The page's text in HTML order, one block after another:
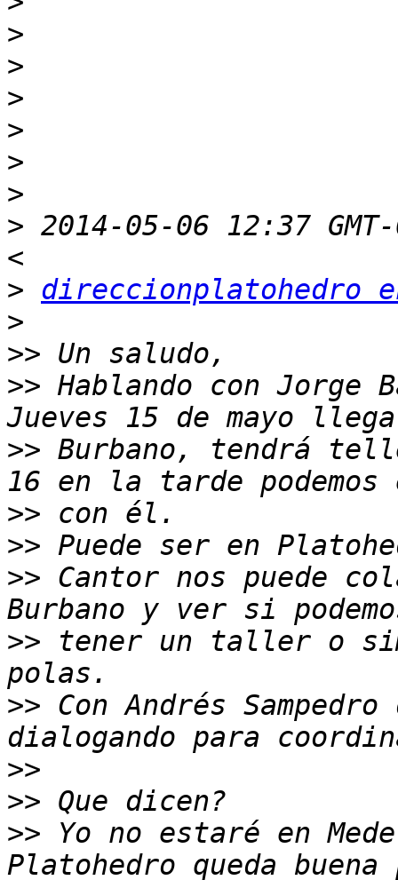
>
>
>
>
>
>
> 2014-05-06 12:37
> direccionplatohedro
>
>>
>> Hablando con Jorge
>> Burbano, tendrá
>>
>>
>> Cantor nos puede
>> tener un taller o
>> Con Andrés Sampedro
>>
>>
>> Yo no estaré en